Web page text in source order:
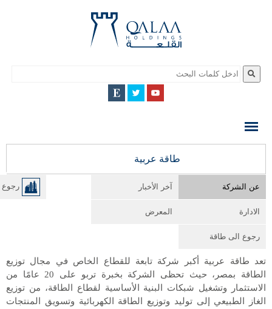
QALAA
QALAA
HOLDINGS
طاقة عربية
عن الشركة آخر الأخبار
الادارة المعرض
رجوع الى طاقة
تعد طاقة عربية أكبر شركة تابعة للقطاع الخاص في مجال توزيع
الطاقة بمصر، حيث تحظى الشركة بخبرة تربو على 20 عامًا من
الاستثمار وتشغيل شبكات البنية الأساسية لقطاع الطاقة، من توزيع
الغاز الطبيعي إلى توليد وتوزيع الطاقة الكهربائية وتسويق المنتجات
رجوع